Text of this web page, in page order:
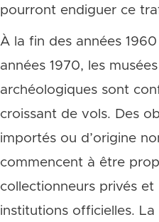
pourront endiguer ce
À la fin des années
années 1970, les
archéologiques sont
croissant de vols. Des
importés ou d’origine
commencent à être
collectionneurs privés
institutions officielles.